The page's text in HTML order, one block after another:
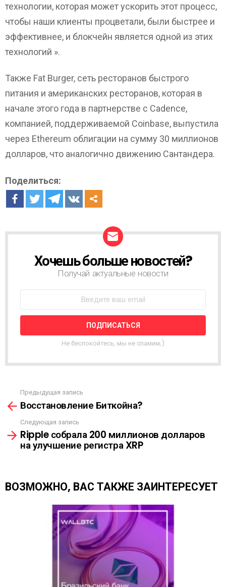
технологии, которая может ускорить этот процесс,
чтобы наши клиенты процветали, были быстрее и
эффективнее, и блокчейн является одной из этих
технологий ».
Также Fat Burger, сеть ресторанов быстрого
питания и американских ресторанов, которая в
начале этого года в партнерстве с Cadence,
компанией, поддерживаемой Coinbase, выпустила
через Ethereum облигации на сумму 30 миллионов
долларов, что аналогично движению Сантандера.
Поделиться:
О
Т
Н
А
Ы
Л
К
А
Хочешь больше новостей?
Получай актуальные новости
Не беспокойтесь, мы не спамим;)
м
р
е
щ
Предыдущая запись
Восстановление Биткойна?
Следующая запись
Ripple собрала 200 миллионов долларов
на улучшение регистра XRP
ВОЗМОЖНО, ВАС ТАКЖЕ ЗАИНТЕРЕСУЕТ